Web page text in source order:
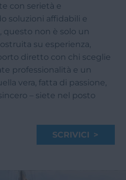
con serietà e
soluzioni affidabili e
questo non è solo un
su esperienza,
diretto con chi sceglie
professionalità e un
vera, fatta di passione,
– siete nel posto
SCRIVICI >